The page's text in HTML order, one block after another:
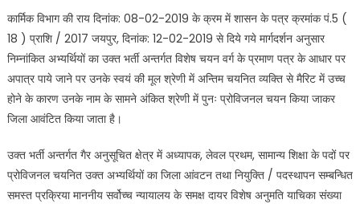
कार्मिक विभाग की राय दिनांक: 08-02-2019 के क्रम में शासन के पत्र क्रमांक पं.5 (
18 ) प्राशि / 2017 जयपुर, दिनांक: 12-02-2019 से दिये गये मार्गदर्शन अनुसार
निम्नांकित अभ्यर्थियों का उक्त भर्ती अन्तर्गत विशेष चयन वर्ग के प्रमाण पत्र के आधार पर
अपात्र पाये जाने पर उनके स्वयं की मूल श्रेणी में अन्तिम चयनित व्यक्ति से मैरिट में उच्च
होने के कारण उनके नाम के सामने अंकित श्रेणी में पुनः प्रोविजनल चयन किया जाकर
जिला आवंटित किया जाता है।
उक्त भर्ती अन्तर्गत गैर अनुसूचित क्षेत्र में अध्यापक, लेवल प्रथम, सामान्य शिक्षा के पदों पर
प्रोविजनल चयनित उक्त अभ्यर्थियों का जिला आंवटन तथा नियुक्ति / पदस्थापन सम्बन्धित
समस्त प्रक्रिया माननीय सर्वोच्च न्यायालय के समक्ष दायर विशेष अनुमति याचिका संख्या